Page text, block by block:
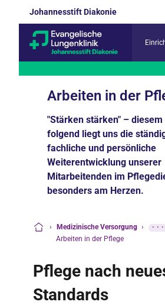
Johannesstift Diakonie
Arbeiten in der
"Stärken stärken" –
folgend liegt uns die
fachliche und persönliche
Weiterentwicklung unserer
Mitarbeitenden im
besonders am Herzen.
› Medizinische Versorgung ›
Arbeiten in der Pflege
Pflege nach
Standards